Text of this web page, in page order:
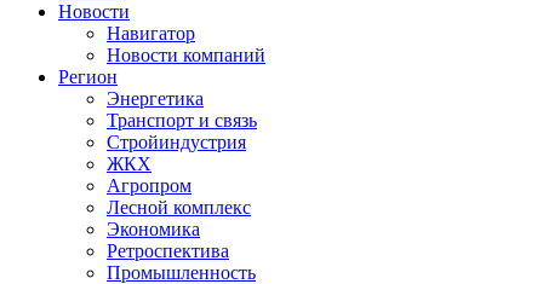
Новости
Навигатор
Новости компаний
Регион
Энергетика
Транспорт и связь
Стройиндустрия
ЖКХ
Агропром
Лесной комплекс
Экономика
Ретроспектива
Промышленность